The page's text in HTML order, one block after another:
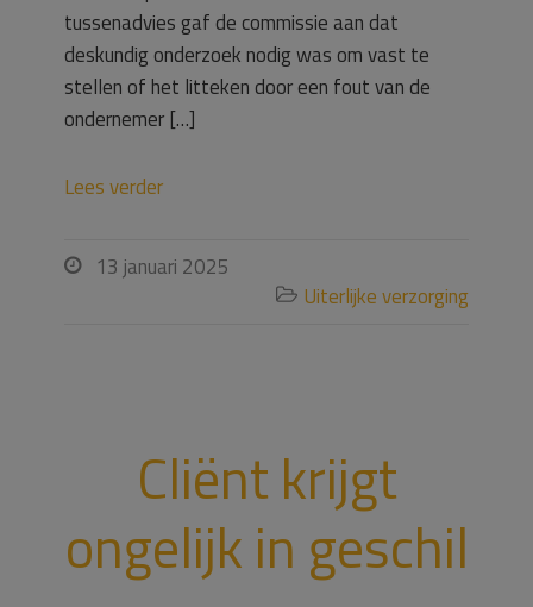
tussenadvies gaf de commissie aan dat
deskundig onderzoek nodig was om vast te
stellen of het litteken door een fout van de
ondernemer […]
Lees verder
 13 januari 2025
 Uiterlijke verzorging
Cliënt krijgt
ongelijk in geschil